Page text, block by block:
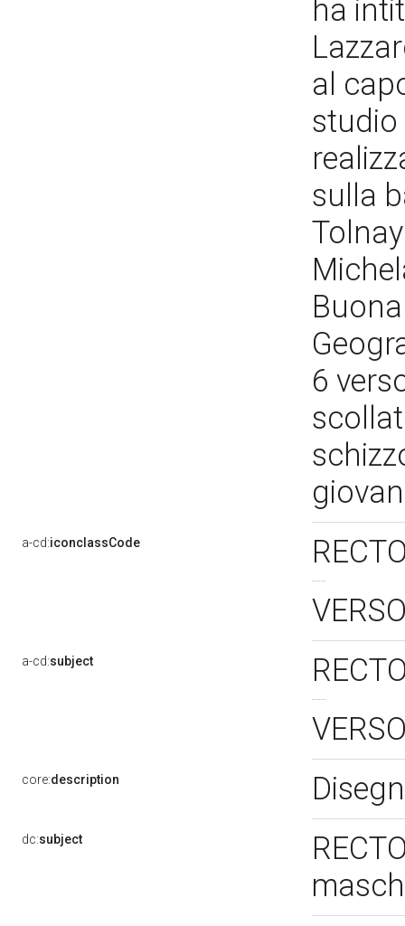
ha
al
studio
sulla
6
a-cd:iconclassCode
a-cd:subject
core:description
dc:subject